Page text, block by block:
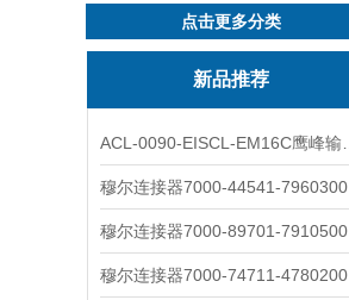
点击更多分类
新品推荐
穆尔连接器7000-44541-7960300
穆尔连接器7000-89701-7910500
穆尔连接器7000-74711-4780200